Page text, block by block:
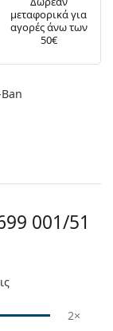
μεταφορικά για
αγορές άνω των
50€
001/51
2×